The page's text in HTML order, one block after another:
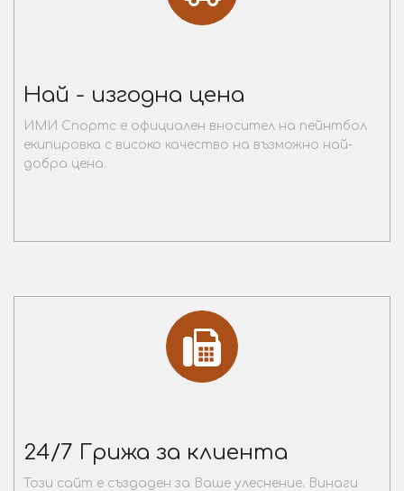
Най - изгодна цена
ИМИ Спортс е официален вносител на пейнтбол
екипировка с високо качество на възможно най-
добра цена.
24/7 Грижа за клиента
Този сайт е създаден за Ваше улеснение. Винаги